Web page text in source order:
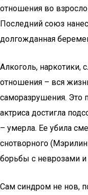
отношения во
Последний союз
долгожданная
Алкоголь, наркотики,
отношения – вся
саморазрушения. Это
актриса достигла
– умерла. Ее убила
снотворного
борьбы с неврозами и
Сам синдром не нов,